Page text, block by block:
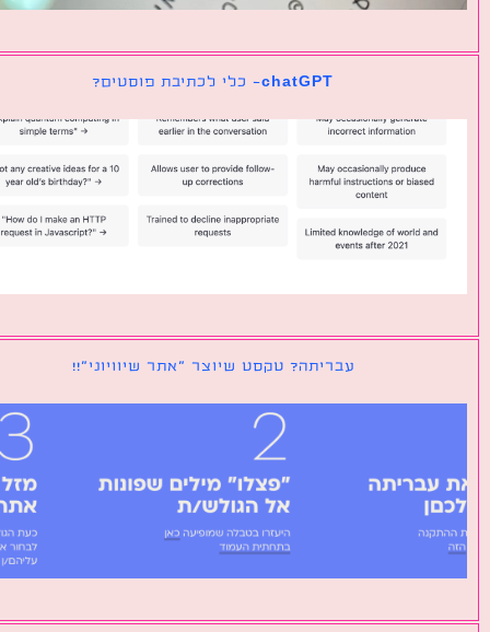
chatGPT- כלי לכתיבת פוסטים?
עבריתה? טקסט שיוצר ״אתר שיוויוני״!!